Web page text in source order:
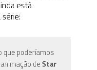
está
que poderíamos
de Star